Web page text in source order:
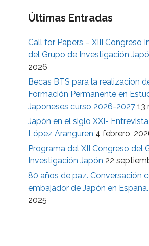
Últimas Entradas
Call for Papers – XIII Congreso
del Grupo de Investigación
2026
Becas BTS para la realizacion
Formación Permanente en
Japoneses curso 2026-2027 13
Japón en el siglo XXI-
López Aranguren 4 febrero,
Programa del XII Congreso del
Investigación Japón 22
80 años de paz. Conversación
embajador de Japón en España.
2025